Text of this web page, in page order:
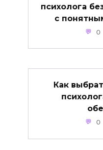
психолога
с
0
Как
0